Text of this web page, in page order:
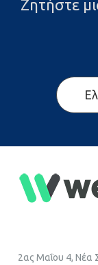
Ζητήστε
2ας Μαΐου 4, Νέα